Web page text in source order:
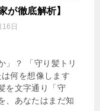
が徹底解析】
日
」？ 「守り髪トリ
何を想像します
を文字通り「守
、あなたはまだ知